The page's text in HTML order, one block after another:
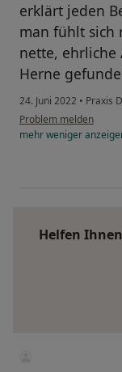
erklärt jeden
man fühlt sich
nette, ehrliche
Herne
24. Juni 2022 • Praxis
Problem melden
mehrweniger
Helfen